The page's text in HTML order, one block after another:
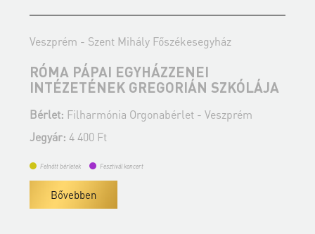
Veszprém - Szent Mihály Főszékesegyház
RÓMA PÁPAI EGYHÁZZENEI
INTÉZETÉNEK GREGORIÁN SZKÓLÁJA
Bérlet: Filharmónia Orgonabérlet - Veszprém
Jegyár: 4 400 Ft
Felnőtt bérletek Fesztivál koncert
Bővebben